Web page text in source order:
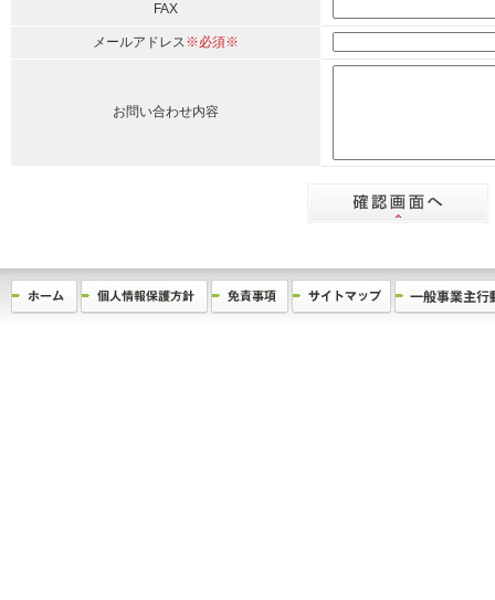
FAX
メールアドレス※必須※
お問い合わせ内容